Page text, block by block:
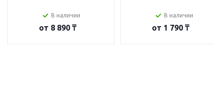
В наличии
от 8 890 ₸
В наличии
от 1 790 ₸